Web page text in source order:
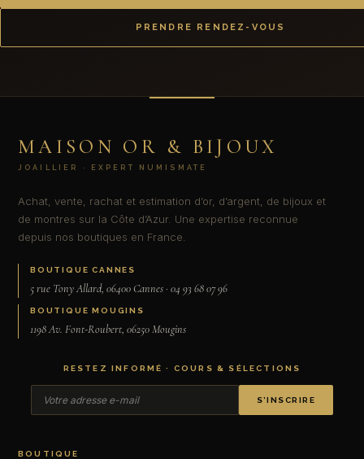
PRENDRE RENDEZ-VOUS
MAISON OR & BIJOUX
JOAILLIER · EXPERT NUMISMATE
Achat, vente, rachat et estimation d’or, d’argent, de bijoux et
de montres sur la Côte d’Azur. Une expertise reconnue
depuis nos boutiques en France.
BOUTIQUE CANNES
5 rue Tony Allard, 06400 Cannes · 04 93 68 07 96
BOUTIQUE MOUGINS
1198 Av. Font-Roubert, 06250 Mougins
RESTEZ INFORMÉ · COURS & SÉLECTIONS
S’INSCRIRE
BOUTIQUE